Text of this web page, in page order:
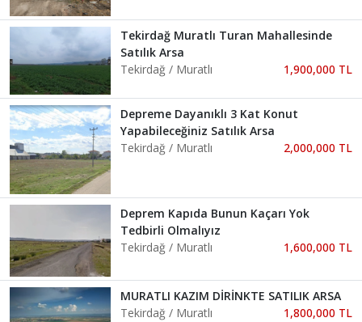
Tekirdağ Muratlı Turan Mahallesinde
Satılık Arsa
Tekirdağ / Muratlı
1,900,000 TL
Depreme Dayanıklı 3 Kat Konut
Yapabileceğiniz Satılık Arsa
Tekirdağ / Muratlı
2,000,000 TL
Deprem Kapıda Bunun Kaçarı Yok
Tedbirli Olmalıyız
Tekirdağ / Muratlı
1,600,000 TL
MURATLI KAZIM DİRİNKTE SATILIK ARSA
Tekirdağ / Muratlı
1,800,000 TL